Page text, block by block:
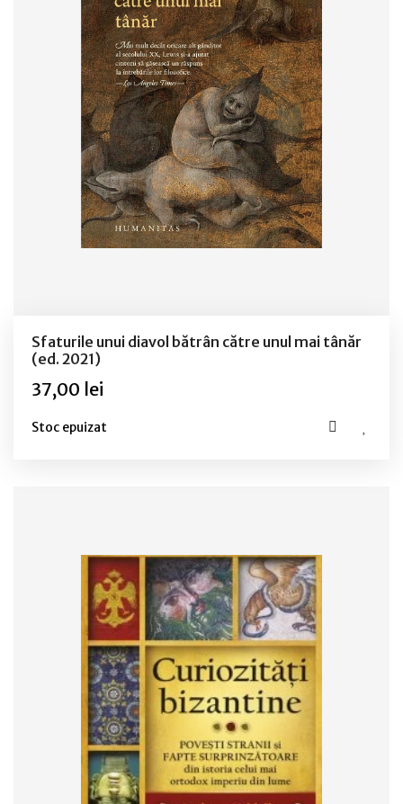
Sfaturile unui diavol bătrân către unul mai tânăr
(ed. 2021)
37,00 lei
Stoc epuizat